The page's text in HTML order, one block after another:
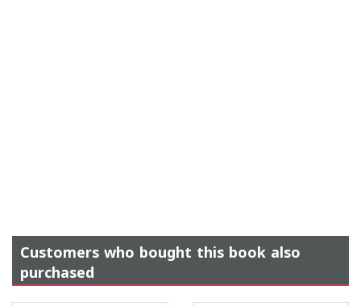
Customers who bought this book also
purchased